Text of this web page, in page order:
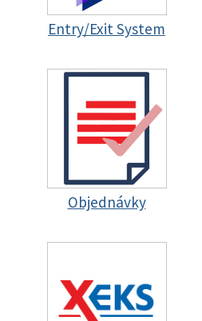
Entry/Exit System
Objednávky